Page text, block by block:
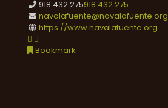
918 432 275918 432 275
navalafuente@navalafuente.org
https://www.navalafuente.org
Bookmark